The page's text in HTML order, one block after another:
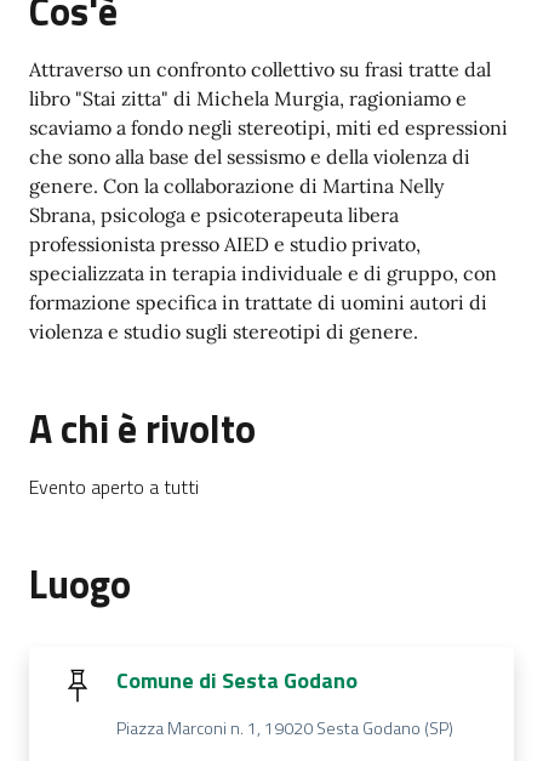
Attraverso un confronto collettivo su frasi tratte dal
libro "Stai zitta" di Michela Murgia, ragioniamo e
scaviamo a fondo negli stereotipi, miti ed espressioni
che sono alla base del sessismo e della violenza di
genere. Con la collaborazione di Martina Nelly
Sbrana, psicologa e psicoterapeuta libera
professionista presso AIED e studio privato,
specializzata in terapia individuale e di gruppo, con
formazione specifica in trattate di uomini autori di
violenza e studio sugli stereotipi di genere.
A chi è rivolto
Evento aperto a tutti
Luogo
Comune di Sesta Godano
Piazza Marconi n. 1, 19020 Sesta Godano (SP)